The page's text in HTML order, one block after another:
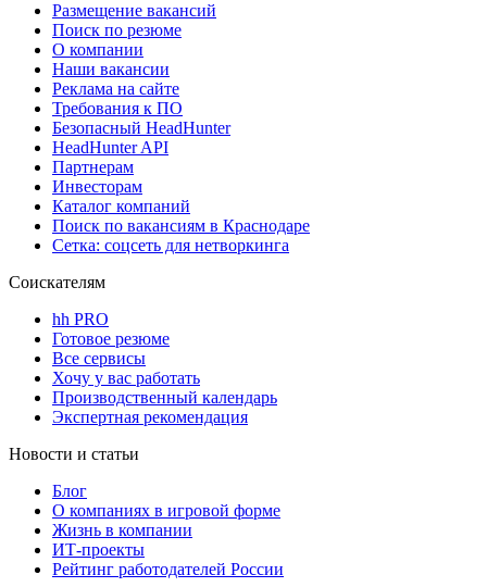
Размещение вакансий
Поиск по резюме
О компании
Наши вакансии
Реклама на сайте
Требования к ПО
Безопасный HeadHunter
HeadHunter API
Партнерам
Инвесторам
Каталог компаний
Поиск по вакансиям в Краснодаре
Сетка: соцсеть для нетворкинга
Соискателям
hh PRO
Готовое резюме
Все сервисы
Хочу у вас работать
Производственный календарь
Экспертная рекомендация
Новости и статьи
Блог
О компаниях в игровой форме
Жизнь в компании
ИТ-проекты
Рейтинг работодателей России